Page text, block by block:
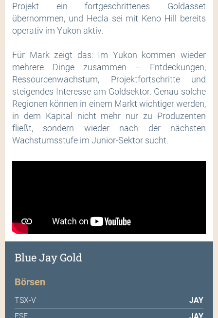
Projekt ein fortgeschrittenes Goldasset
übernommen, und Hecla sei mit Keno Hill bereits
operativ im Yukon aktiv.
Für Mark zeigt das: Im Yukon kommen wieder
mehrere Dinge zusammen – Entdeckungen,
Ressourcenwachstum, Projektfortschritte und
steigendes Interesse am Goldsektor. Genau solche
Regionen können in einem Markt wichtiger werden,
in dem Kapital nicht mehr nur zu Produzenten
fließt, sondern wieder nach der nächsten
Wachstumsstufe im Junior-Sektor sucht.
Blue Jay Gold
Börsen
TSX-V
JAY